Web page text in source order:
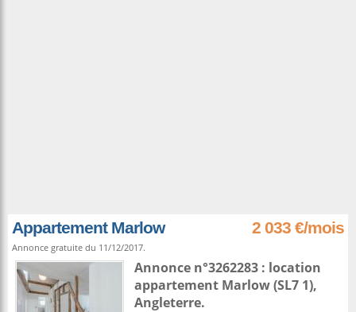
Appartement Marlow 2 033 €/mois
Annonce gratuite du 11/12/2017.
Annonce n°3262283 : location
appartement Marlow(SL7 1),
Angleterre.